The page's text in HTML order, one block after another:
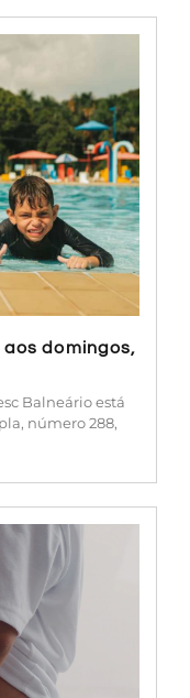
domingos,
Balneário está
número 288,